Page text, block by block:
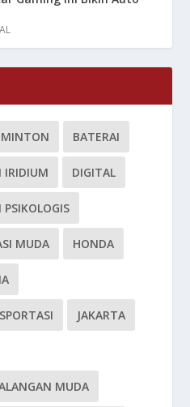
BATERAI
IRIDIUM DIGITAL
MUDA HONDA
JAKARTA
MUDA